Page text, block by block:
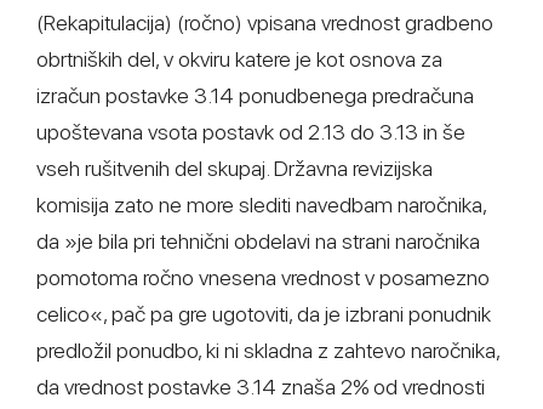
(Rekapitulacija) (ročno) vpisana vrednost gradbeno
obrtniških del, v okviru katere je kot osnova za
izračun postavke 3.14 ponudbenega predračuna
upoštevana vsota postavk od 2.13 do 3.13 in še
vseh rušitvenih del skupaj. Državna revizijska
komisija zato ne more slediti navedbam naročnika,
da »je bila pri tehnični obdelavi na strani naročnika
pomotoma ročno vnesena vrednost v posamezno
celico«, pač pa gre ugotoviti, da je izbrani ponudnik
predložil ponudbo, ki ni skladna z zahtevo naročnika,
da vrednost postavke 3.14 znaša 2% od vrednosti